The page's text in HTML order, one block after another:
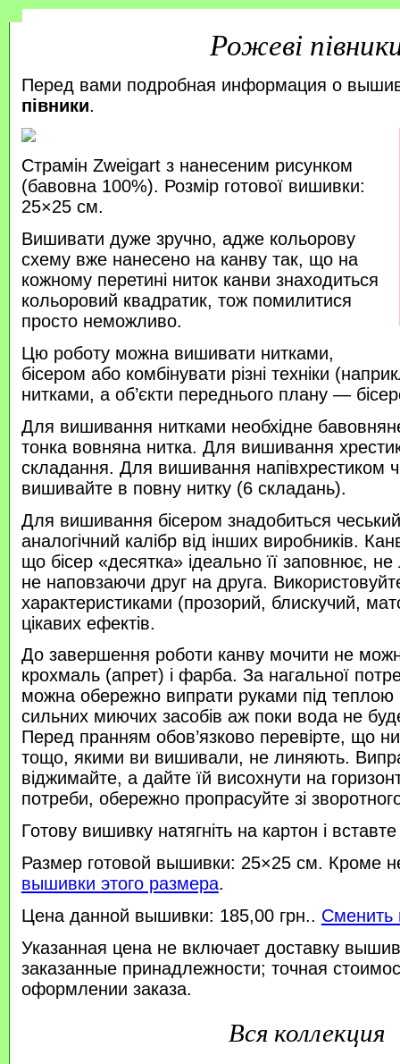
Рожеві
Перед вами подробная информация о
півники.
Страмін Zweigart з нанесеним рисунком
(бавовна 100%). Розмір готової вишивки:
25×25 см.
Вишивати дуже зручно, адже кольорову
схему вже нанесено на канву так, що на
кожному перетині ниток канви знаходиться
кольоровий квадратик, тож помилитися
просто неможливо.
Цю роботу можна вишивати нитками,
бісером або комбінувати різні техніки
нитками, а об’єкти переднього плану —
Для вишивання нитками необхідне
тонка вовняна нитка. Для вишивання
складання. Для вишивання напівхрестиком
вишивайте в повну нитку (6 складань).
Для вишивання бісером знадобиться
аналогічний калібр від інших виробників.
що бісер «десятка» ідеально її заповнює,
не наповзаючи друг на друга.
характеристиками (прозорий, блискучий,
цікавих ефектів.
До завершення роботи канву мочити не
крохмаль (апрет) і фарба. За нагальної
можна обережно випрати руками під
сильних миючих засобів аж поки вода не
Перед пранням обов’язково перевірте, що
тощо, якими ви вишивали, не линяють.
віджимайте, а дайте їй висохнути на
потреби, обережно пропрасуйте зі
Готову вишивку натягніть на картон і
Размер готовой вышивки: 25×25 см. Кроме
вышивки этого размера.
Цена данной вышивки: 185,00 грн.. Сменить
Указанная цена не включает доставку
заказанные принадлежности; точная
оформлении заказа.
Вся коллекция